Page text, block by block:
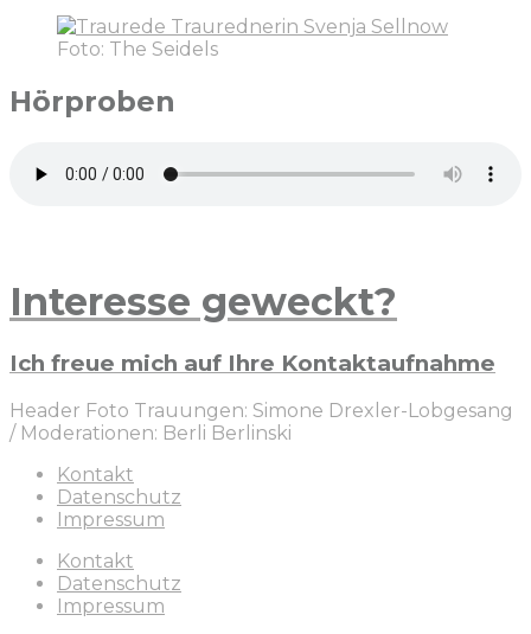
Foto: The Seidels
Hörproben
Interesse geweckt?
Ich freue mich auf Ihre Kontaktaufnahme
Header Foto Trauungen: Simone Drexler-Lobgesang
/ Moderationen: Berli Berlinski
Kontakt
Datenschutz
Impressum
Kontakt
Datenschutz
Impressum